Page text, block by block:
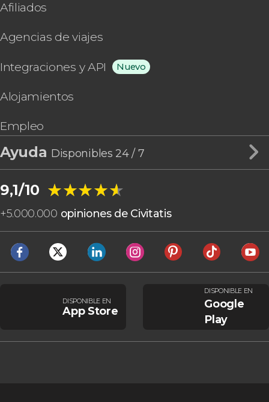
Afiliados
Agencias de viajes
Integraciones y API Nuevo
Alojamientos
Empleo
Ayuda Disponibles 24 / 7
9,1/10 ★★★★★
★★★★★
+5.000.000 opiniones de Civitatis
DISPONIBLE EN
App Store
DISPONIBLE EN
Google
Play